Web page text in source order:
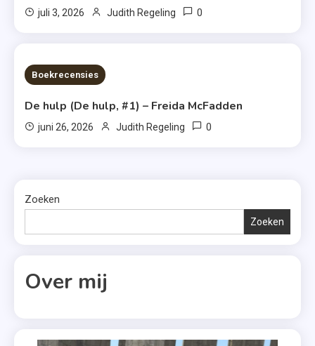
juli 3, 2026 Judith Regeling 0
7 MINS READ
Boekrecensies
De hulp (De hulp, #1) – Freida McFadden
juni 26, 2026 Judith Regeling 0
Zoeken
Zoeken
Over mij